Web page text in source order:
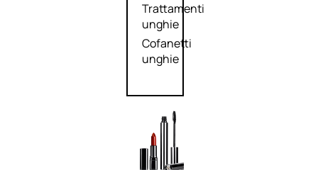
Trattamenti
unghie
Cofanetti
unghie